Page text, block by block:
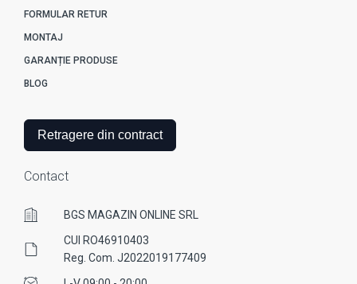
FORMULAR RETUR
MONTAJ
GARANȚIE PRODUSE
BLOG
Retragere din contract
Contact
BGS MAGAZIN ONLINE SRL
CUI RO46910403
Reg. Com. J2022019177409